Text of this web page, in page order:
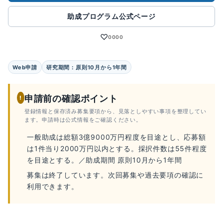
助成プログラム公式ページ
♡0000
Web申請 研究期間：原則10月から1年間
! 申請前の確認ポイント
登録情報と保存済み募集要項から、見落としやすい事項を整理してい
ます。申請時は公式情報をご確認ください。
一般助成は総額3億9000万円程度を目途とし、応募額
は1件当り2000万円以内とする。採択件数は55件程度
を目途とする。／助成期間 原則10月から1年間
募集は終了しています。次回募集や過去要項の確認に
利用できます。